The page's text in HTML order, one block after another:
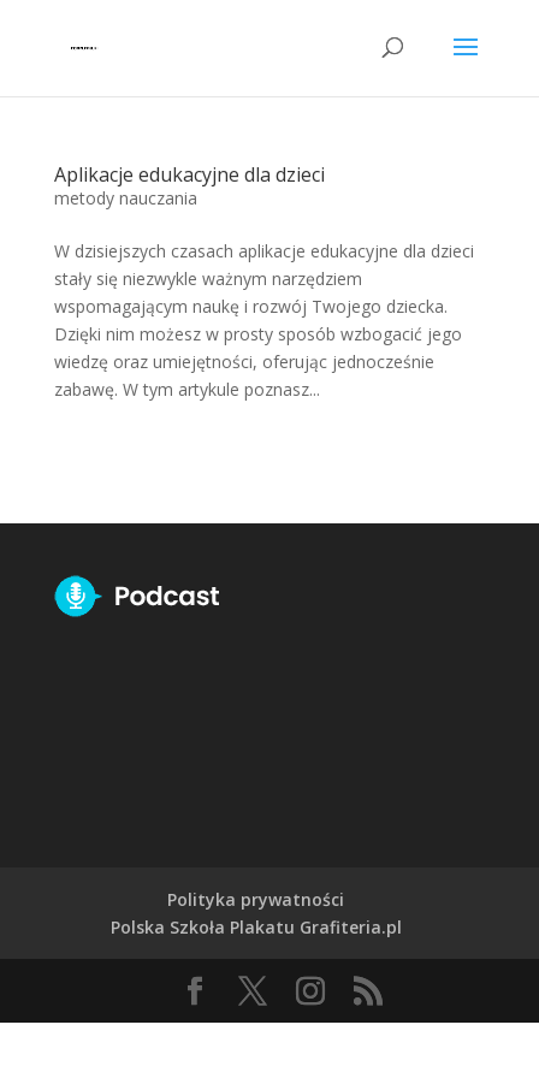
Aplikacje edukacyjne dla dzieci
metody nauczania
W dzisiejszych czasach aplikacje edukacyjne dla dzieci
stały się niezwykle ważnym narzędziem
wspomagającym naukę i rozwój Twojego dziecka.
Dzięki nim możesz w prosty sposób wzbogacić jego
wiedzę oraz umiejętności, oferując jednocześnie
zabawę. W tym artykule poznasz...
Polityka prywatności
Polska Szkoła Plakatu Grafiteria.pl